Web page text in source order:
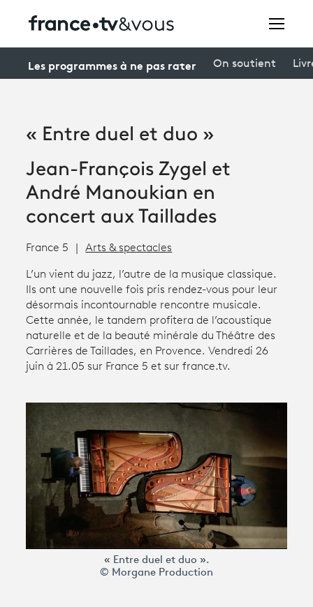
Avantages fidélité
À la une
Participer et assister à une émission
Productions et innovation
Les programmes à ne pas rater On soutient
« Entre duel et duo »
Jean-François Zygel et
André Manoukian en
concert aux Taillades
France 5 Arts & spectacles
L’un vient du jazz, l’autre de la musique classique.
Ils ont une nouvelle fois pris rendez-vous pour leur
désormais incontournable rencontre musicale.
Cette année, le tandem profitera de l’acoustique
naturelle et de la beauté minérale du Théâtre des
Carrières de Taillades, en Provence. Vendredi 26
juin à 21.05 sur France 5 et sur france.tv.
« Entre duel et duo ».
© Morgane Production